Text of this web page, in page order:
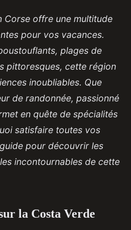
Corse offre une multitude
pour vos vacances.
plages de
pittoresques, cette région
inoubliables. Que
de randonnée, passionné
en quête de spécialités
satisfaire toutes vos
pour découvrir les
incontournables de cette
la Costa Verde